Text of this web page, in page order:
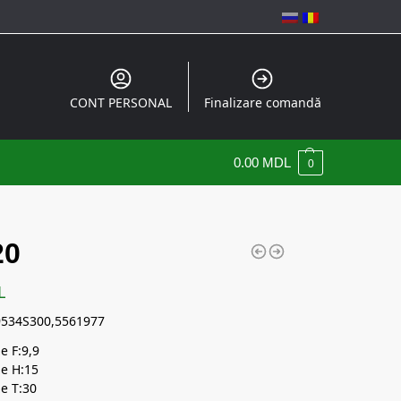
CONT PERSONAL Finalizare comandă
0.00 MDL 0
F:9,9
H:15
T:30